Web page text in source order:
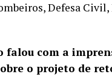
Defesa
falou com a
o projeto de